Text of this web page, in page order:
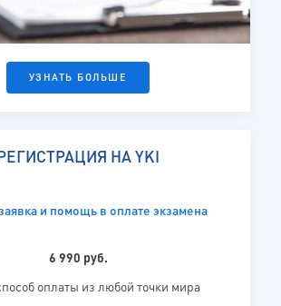
УЗНАТЬ БОЛЬШЕ
НА YKI
и помощь в оплате экзамена
6 990 руб.
оплаты из любой точки мира